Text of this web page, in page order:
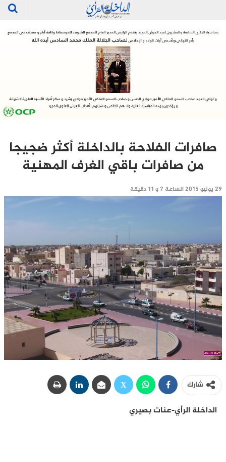
صافرات الفلاحة بالداخلة أكثر ضجيجا
من صافرات باقي الغرف المهنية
29 يوليو 2015 الساعة 7 و 11 دقيقة
شارك
الداخلة الرأي-عنات بصيري